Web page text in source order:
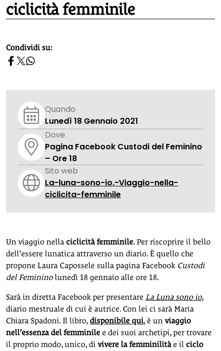
ciclicità femminile
homepage h2
Condividi su:
Quando
Lunedì 18 Gennaio 2021
Dove
Pagina Facebook Custodi del Feminino
– Ore 18
Sito web
La-luna-sono-io.-Viaggio-nella-
ciclicita-femminile
Un viaggio nella ciclicità femminile. Per riscoprire il bello
dell’essere lunatica attraverso un diario. È quello che
propone Laura Capossele sulla pagina Facebook Custodi
del Femininolunedì 18 gennaio alle ore 18.
Sarà in diretta Facebook per presentare La Luna sono io,
diario mestruale di cui è autrice. Con lei ci sarà Maria
Chiara Spadoni. Il libro,disponibile qui, è un viaggio
nell’essenza del femminile e dei suoi archetipi, per trovare
il proprio modo, unico, di vivere la femminilitàe il ciclo